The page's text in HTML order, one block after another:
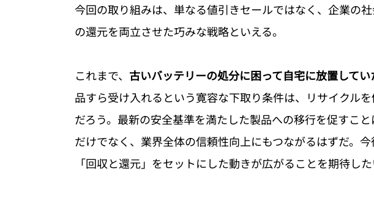
今回の取り組みは、単なる値引きセールではなく、企業の
の還元を両立させた巧みな戦略といえる。
これまで、 古いバッテリーの処分に困って自宅に放置して
品すら受け入れるという寛容な下取り条件は、リサイクル
だろう。最新の安全基準を満たした製品への移行を促すこ
だけでなく、業界全体の信頼性向上にもつながるはずだ。
「回収と還元」をセットにした動きが広がることを期待した